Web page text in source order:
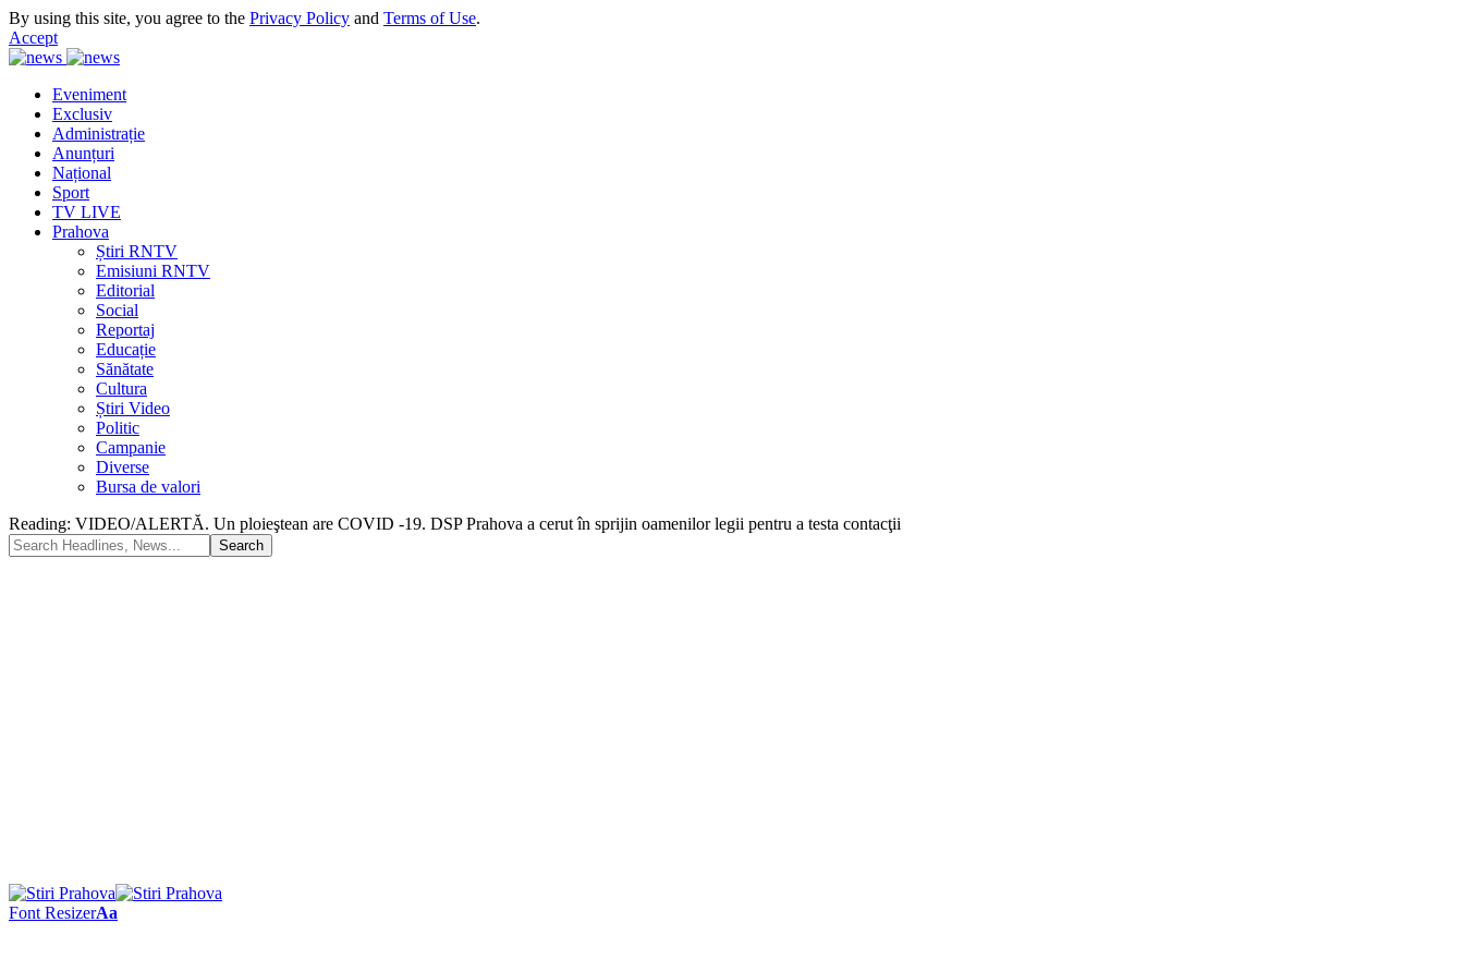
By using this site, you agree to the Privacy Policy and Terms of Use.
Accept
Eveniment
Exclusiv
Administrație
Anunțuri
Național
Sport
TV LIVE
Prahova
Știri RNTV
Emisiuni RNTV
Editorial
Social
Reportaj
Educație
Sănătate
Cultura
Știri Video
Politic
Campanie
Diverse
Bursa de valori
Reading: VIDEO/ALERTĂ. Un ploieştean are COVID -19. DSP Prahova a cerut în sprijin oamenilor legii pentru a testa contacţii
Font ResizerAa